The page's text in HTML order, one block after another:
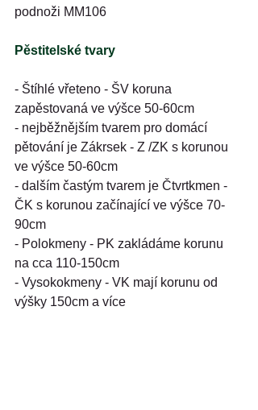
podnoži MM106
Pěstitelské tvary
- Štíhlé vřeteno - ŠV koruna
zapěstovaná ve výšce 50-60cm
- nejběžnějším tvarem pro domácí
pětování je Zákrsek - Z /ZK s korunou
ve výšce 50-60cm
- dalším častým tvarem je Čtvrtkmen -
ČK s korunou začínající ve výšce 70-
90cm
- Polokmeny - PK zakládáme korunu
na cca 110-150cm
- Vysokokmeny - VK mají korunu od
výšky 150cm a více